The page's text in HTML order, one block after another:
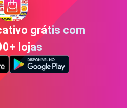
grátis com
lojas